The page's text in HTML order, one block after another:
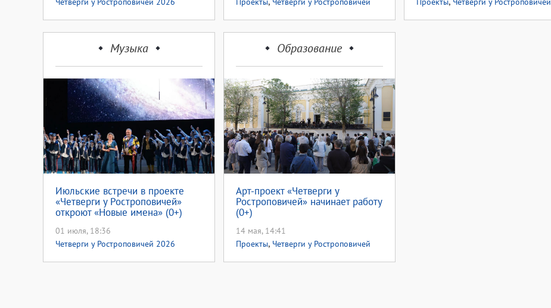
Музыка
Июльские встречи в проекте
«Четверги у Ростроповичей»
откроют «Новые имена» (0+)
01 июля, 18:36
Четверги у Ростроповичей 2026
Образование
Арт-проект «Четверги у
Ростроповичей» начинает работу
(0+)
14 мая, 14:41
Проекты, Четверги у Ростроповичей